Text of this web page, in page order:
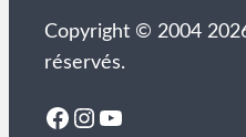
Copyright © 2004
réservés.
Facebook
Instagram
YouTube